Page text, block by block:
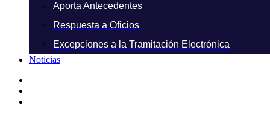
Aporta Antecedentes
Respuesta a Oficios
Excepciones a la Tramitación Electrónica
Noticias